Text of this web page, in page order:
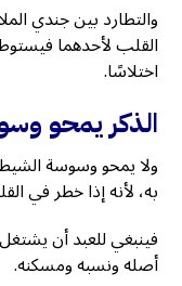
والتطارد بين جندي
القلب لأحدهما
اختلاسًا.
الذكر يمحو
ولا يمحو وسوسة
به، لأنه إذا خطر في
فينبغي للعبد أن
أصله ونسبه ومسكنه.